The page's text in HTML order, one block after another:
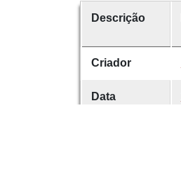
Descrição
Criador
Data